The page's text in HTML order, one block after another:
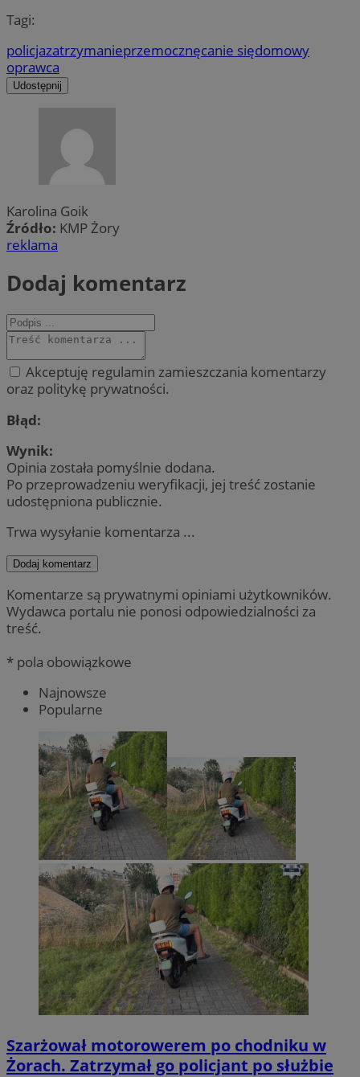
Tagi:
policjazatrzymanieprzemocznęcanie siędomowy
oprawca
Udostępnij
Karolina Goik
Źródło: KMP Żory
reklama
Dodaj komentarz
Akceptuję regulamin zamieszczania komentarzy
oraz politykę prywatności.
Błąd:
Wynik:
Opinia została pomyślnie dodana.
Po przeprowadzeniu weryfikacji, jej treść zostanie
udostępniona publicznie.
Trwa wysyłanie komentarza ...
Dodaj komentarz
Komentarze są prywatnymi opiniami użytkowników.
Wydawca portalu nie ponosi odpowiedzialności za
treść.
* pola obowiązkowe
Najnowsze
Popularne
Szarżował motorowerem po chodniku w
Żorach. Zatrzymał go policjant po służbie